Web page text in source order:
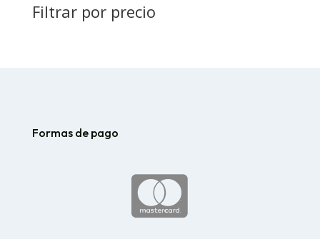
Filtrar por precio
Formas de pago
